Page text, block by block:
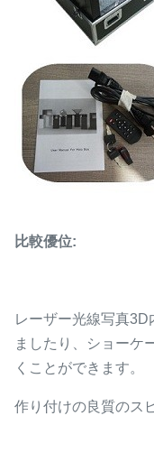
比較優位:
レーザー光線写真
ましたり、ショーケ
くことができます。
作り付けの良質のス